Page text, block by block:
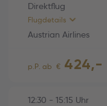
Austrian Airlines
Fr., 02.10.2026
15:15 Varna (VAR)
Direktflug
Flugdetails
Austrian Airlines
RÜCKFLUG
Austrian Airlines
p.P. ab € 424,-
12:30 - 15:15 Uhr